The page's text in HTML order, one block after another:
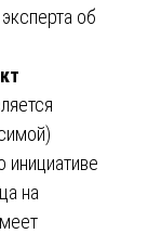
об
инициативе
на